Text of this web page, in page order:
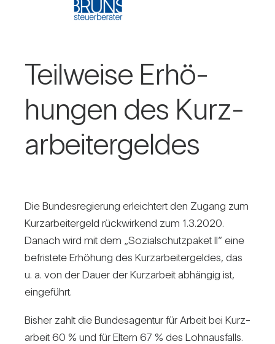
Teil­weise Erhö­
hungen des Kurz­
ar­bei­ter­geldes
Die Bun­des­re­gie­rung erleich­tert den Zugang zum
Kurz­ar­bei­ter­geld rück­wir­kend zum 1.3.2020.
Danach wird mit dem „Sozi­al­schutz­paket II” eine
befris­tete Erhö­hung des Kurz­ar­bei­ter­geldes, das
u. a. von der Dauer der Kurz­ar­beit abhängig ist,
ein­ge­führt.
Bisher zahlt die Bun­des­agentur für Arbeit bei Kurz­
ar­beit 60 % und für Eltern 67 % des Lohn­aus­falls.